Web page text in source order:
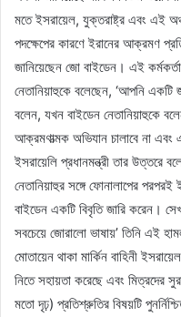
মতে ইসরায়েল, যুক্তরাষ্ট্র এবং এই
পদক্ষেপের কারণে ইরানের আক্রমণ
জানিয়েছেন জো বাইডেন। এই
নেতানিয়াহুকে বলেছেন, ‘আপনি
বলেন, যখন বাইডেন নেতানিয়াহুকে
আক্রমণাত্মক অভিযান চালাবে না
ইসরায়েলি প্রধানমন্ত্রী তার উত্তরে
নেতানিয়াহুর সঙ্গে ফোনালাপের পরপরই
বাইডেন একটি বিবৃতি জারি করেন।
সবচেয়ে জোরালো ভাষায়’ তিনি এই
মোতায়েন থাকা মার্কিন বাহিনী
নিতে সহায়তা করেছে এবং মিত্রদের
মতো দৃঢ়) প্রতিশ্রুতির বিষয়টি